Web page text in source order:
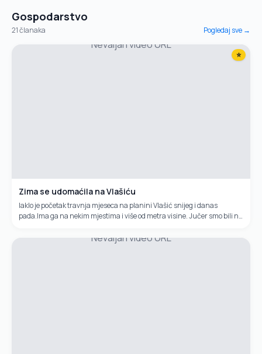
Gospodarstvo
21članaka Pogledaj sve →
Nevaljan video URL
⭐
Zima se udomaćila na Vlašiću
Iaklo je početak travnja mjeseca na planini Vlašić snijeg i danas
pada.Ima ga na nekim mjestima i više od metra visine. Jučer smo bili na
Nevaljan video URL